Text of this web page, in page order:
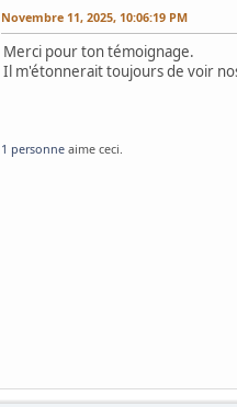
Novembre 11, 2025, 10:06:19 PM
Merci pour ton témoignage.
Il m'étonnerait toujours de voir
1 personne aime ceci.